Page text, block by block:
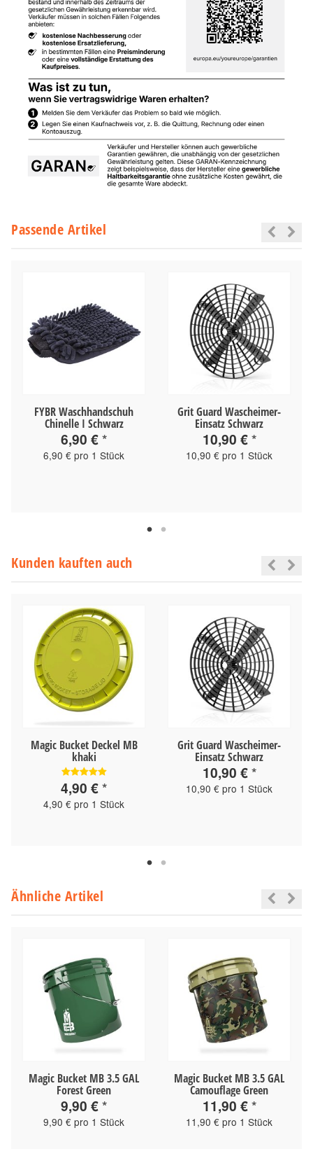
Passende Artikel
FYBR Waschhandschuh
Chinelle I Schwarz
6,90 €*
6,90 € pro 1 Stück
Grit Guard Wascheimer-
Einsatz Schwarz
10,90 €*
10,90 € pro 1 Stück
Kunden kauften auch
Magic Bucket Deckel MB
khaki
4,90 €*
4,90 € pro 1 Stück
Grit Guard Wascheimer-
Einsatz Schwarz
10,90 €*
10,90 € pro 1 Stück
Ähnliche Artikel
Magic Bucket MB 3.5 GAL
Forest Green
9,90 €*
9,90 € pro 1 Stück
Magic Bucket MB 3.5 GAL
Camouflage Green
11,90 €*
11,90 € pro 1 Stück